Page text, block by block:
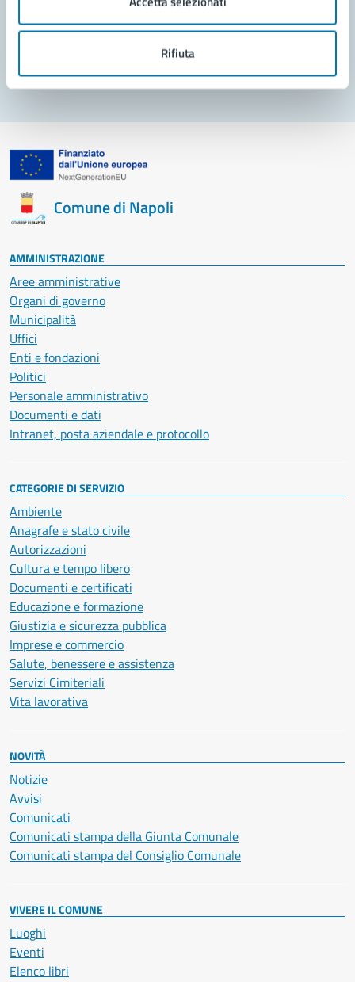
Rifiuta
Problemi in città
Comune di Napoli
AMMINISTRAZIONE
Aree amministrative
Organi di governo
Municipalità
Uffici
Enti e fondazioni
Politici
Personale amministrativo
Documenti e dati
Intranet, posta aziendale e protocollo
CATEGORIE DI SERVIZIO
Ambiente
Anagrafe e stato civile
Autorizzazioni
Cultura e tempo libero
Documenti e certificati
Educazione e formazione
Giustizia e sicurezza pubblica
Imprese e commercio
Salute, benessere e assistenza
Servizi Cimiteriali
Vita lavorativa
NOVITÀ
Notizie
Avvisi
Comunicati
Comunicati stampa della Giunta Comunale
Comunicati stampa del Consiglio Comunale
VIVERE IL COMUNE
Luoghi
Eventi
Elenco libri